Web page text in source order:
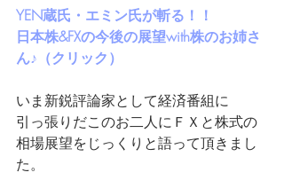
YEN蔵氏・エミン氏が斬る！！
日本株&FXの今後の展望with株のお姉さ
ん♪（クリック）
いま新鋭評論家として経済番組に
引っ張りだこのお二人にＦＸと株式の
相場展望をじっくりと語って頂きまし
た。